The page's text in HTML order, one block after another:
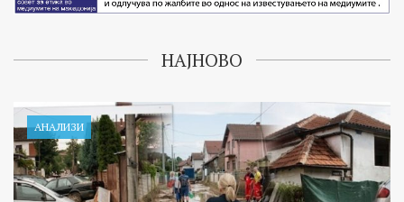
НАЈНОВО
АНАЛИЗИ